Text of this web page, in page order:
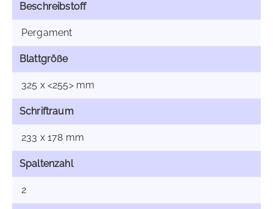
Beschreibstoff
Pergament
Blattgröße
325 x <255> mm
Schriftraum
233 x 178 mm
Spaltenzahl
2